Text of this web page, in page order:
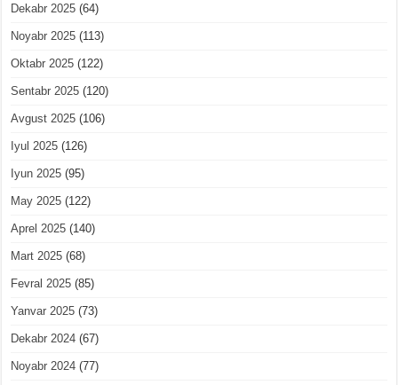
Dekabr 2025 (64)
Noyabr 2025 (113)
Oktabr 2025 (122)
Sentabr 2025 (120)
Avgust 2025 (106)
Iyul 2025 (126)
Iyun 2025 (95)
May 2025 (122)
Aprel 2025 (140)
Mart 2025 (68)
Fevral 2025 (85)
Yanvar 2025 (73)
Dekabr 2024 (67)
Noyabr 2024 (77)